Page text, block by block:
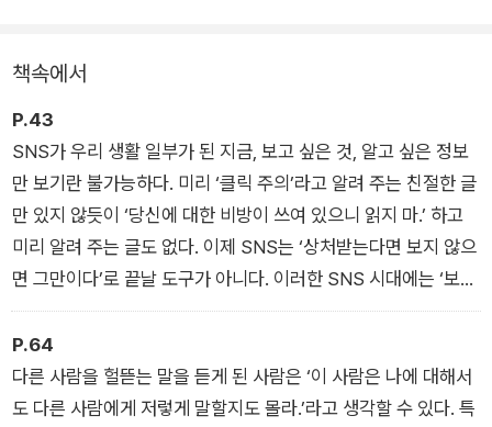
지금 우리 사회에는 악성 비난이나 댓글에 대응하고 마음의 평정
을 유지할 수 있을지에 대한 가이드가 절실하다. 이 책은 바로 이
러한 시대적 요구에 부응한다. 작가 자신이 겪은 일과 심리학적
지식을 바탕으로 타인의 평가에 흔들리지 않고 자신만의 길을 걸
어가는 구체적인 방법을 제시한다.
책속에서
P.43
SNS가 우리 생활 일부가 된 지금, 보고 싶은 것, 알고 싶은 정보
만 보기란 불가능하다. 미리 ‘클릭 주의’라고 알려 주는 친절한 글
만 있지 않듯이 ‘당신에 대한 비방이 쓰여 있으니 읽지 마.’ 하고
미리 알려 주는 글도 없다. 이제 SNS는 ‘상처받는다면 보지 않으
면 그만이다’로 끝날 도구가 아니다. 이러한 SNS 시대에는 ‘보게
된 것을 받아넘기는 기술’이 필요하다.
P.64
다른 사람을 헐뜯는 말을 듣게 된 사람은 ‘이 사람은 나에 대해서
도 다른 사람에게 저렇게 말할지도 몰라.’라고 생각할 수 있다. 특